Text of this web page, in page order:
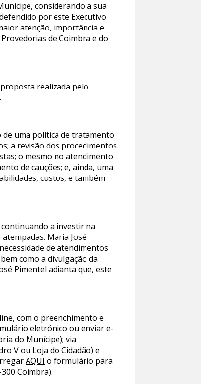
considerando a sua
por este Executivo
atenção, importância e
de Coimbra e do
realizada pelo
de uma política de tratamento
a revisão dos procedimentos
o mesmo no atendimento
de cauções; e, ainda, uma
custos, e também
a investir na
Maria José
de atendimentos
como a divulgação da
Pimentel adianta que, este
com o preenchimento e
eletrónico ou enviar e-
do Munícipe); via
V ou Loja do Cidadão) e
AQUI o formulário para
Coimbra).